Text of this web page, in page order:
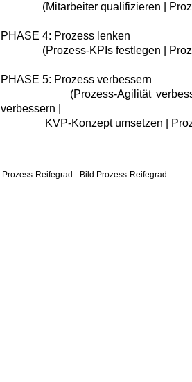
(Mitarbeiter qualifizieren |
PHASE 4: Prozess lenken
(Prozess-KPIs festlegen |
PHASE 5: Prozess verbessern
(Prozess-Agilität verbessern
verbessern |
KVP-Konzept umsetzen |